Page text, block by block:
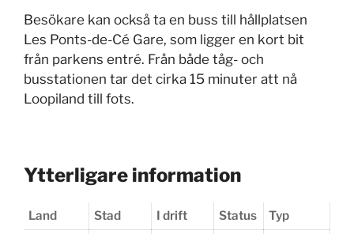
Besökare kan också ta en buss till hållplatsen
Les Ponts-de-Cé Gare, som ligger en kort bit
från parkens entré. Från både tåg- och
busstationen tar det cirka 15 minuter att nå
Loopiland till fots.
Ytterligare information
Land Stad I drift Status Typ